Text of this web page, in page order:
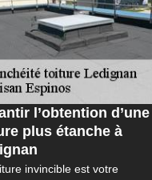
l’obtention d’une
plus étanche à
invincible est votre